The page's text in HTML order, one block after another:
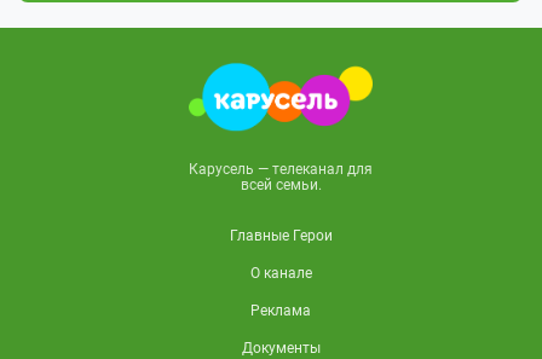
Карусель — телеканал для
всей семьи.
Главные Герои
О канале
Реклама
Документы